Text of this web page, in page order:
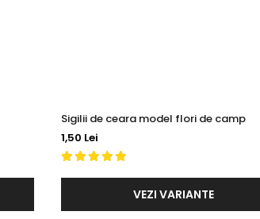
Sigilii de ceara model flori de camp
1,50 Lei
VEZI VARIANTE